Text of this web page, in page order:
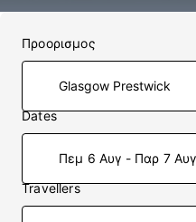
Προορισμος
Dates
Πεμ 6 Αυγ - Παρ 7 Αυγ
Travellers